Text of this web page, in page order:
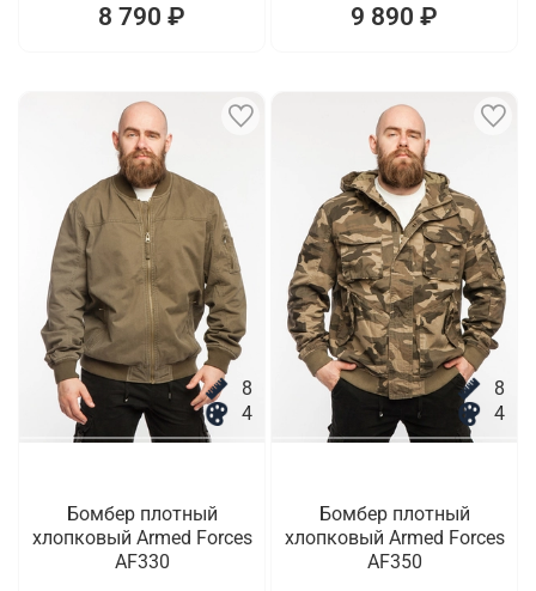
8 790 ₽ 9 890 ₽
8
4
Бомбер плотный
хлопковый Armed Forces
AF330
8
4
Бомбер плотный
хлопковый Armed Forces
AF350